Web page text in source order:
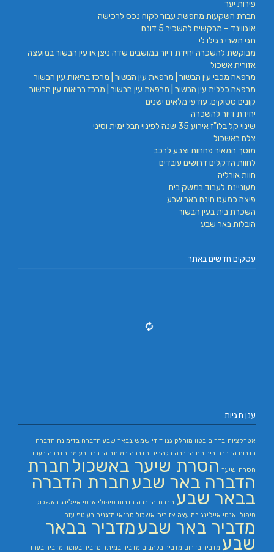
פירות יער
חברת השקעות מחפשת עבור לקוח נכס לרכישה
אוגווינד – מבקשים להשכיר 5 דונם
חגי תשרי בגילו לי
מבוקשת להשכרה יחידת דיור במושבים שדה ניצן או עין הבשור במועצה
אזורית אשכול
מרפאה מכבי עין הבשור | מרפאת עין הבשור | מרכז בריאות עין הבשור
מרפאה כללית עין הבשור | מרפאת עין הבשור | מרכז בריאות עין הבשור
קונים סטוקים, עודפי מלאים ישנים
יחידת דיור להשכרה
שינוי קל בלו"ז אירוע 35 שנה לפינוי חבל ימית וסיני
צלם באשכול
מוסך המאיר פחחות וצבע לרכב
לחוות הדקלים דרושים עובדים
חוות אורליה
מעוניינת לעבוד במשק בית
פיצה כמעט חינם באר שבע
השכרת בית בעין הבשור
הובלות באר שבע
עסקים חדשים באתר
ענן תגיות
אטרקציות בדרום בטון מוחלק גנן דודי שמש בבאר שבע הדברה בדימונה הדברה
בדרום הדברה בירוחם הדברה בלהבים הדברה במיתר הדברה בעומר הדברה בערד
הסרת שיער הסרת שיער באשכול חברת
הדברה באר שבעחברת הדברה
בבאר שבע חברת הדברה בדרום טיפולי אנטי אייג'ינג באשכול
טיפולי אנטי אייג'ינג במועצה אזורית אשכול טכנאי מזגנים בעוטף עזה
מדביר באר שבעמדביר בבאר
שבע מדביר בדרום מדביר בלהבים מדביר במיתר מדביר בעומר מדביר בערד